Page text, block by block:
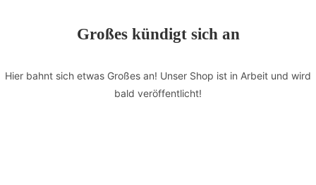
Großes kündigt sich an
Hier bahnt sich etwas Großes an! Unser Shop ist in Arbeit und wird
bald veröffentlicht!